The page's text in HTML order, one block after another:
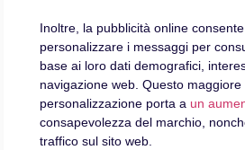
Inoltre, la pubblicità online
personalizzare i messaggi per
base ai loro dati demografici,
navigazione web. Questo maggiore
personalizzazione porta a un
consapevolezza del marchio,
traffico sul sito web.